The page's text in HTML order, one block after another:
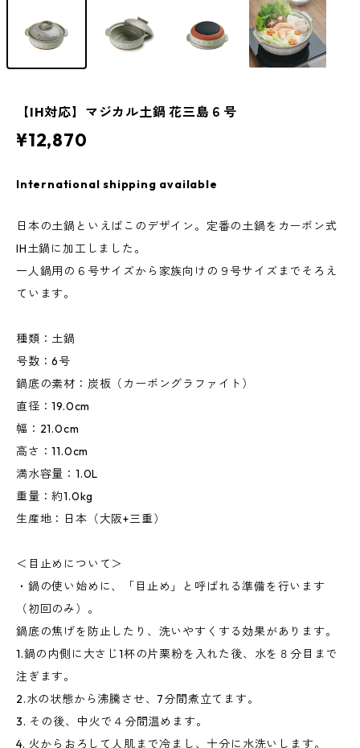
【IH対応】マジカル土鍋 花三島６号
¥12,870
International shipping available
日本の土鍋といえばこのデザイン。定番の土鍋をカーボン式
IH土鍋に加工しました。
一人鍋用の６号サイズから家族向けの９号サイズまでそろえ
ています。
種類：土鍋
号数：6号
鍋底の素材：炭板（カーボングラファイト）
直径：19.0cm
幅：21.0cm
高さ：11.0cm
満水容量：1.0L
重量：約1.0kg
生産地：日本（大阪+三重）
＜目止めについて＞
・鍋の使い始めに、「目止め」と呼ばれる準備を行います
（初回のみ）。
鍋底の焦げを防止したり、洗いやすくする効果があります。
1.鍋の内側に大さじ1杯の片栗粉を入れた後、水を８分目まで
注ぎます。
2.水の状態から沸騰させ、7分間煮立てます。
3. その後、中火で４分間温めます。
4. 火からおろして人肌まで冷まし、十分に水洗いします。